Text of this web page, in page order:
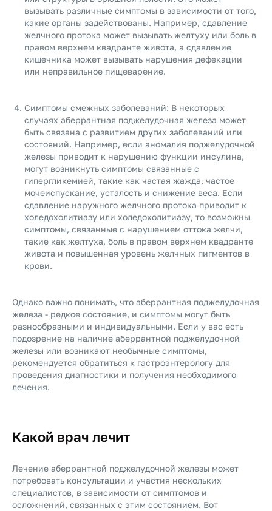
вызывать различные симптомы в зависимости от того,
какие органы задействованы. Например, сдавление
желчного протока может вызывать желтуху или боль в
правом верхнем квадранте живота, а сдавление
кишечника может вызывать нарушения дефекации
или неправильное пищеварение.
Симптомы смежных заболеваний: В некоторых
случаях аберрантная поджелудочная железа может
быть связана с развитием других заболеваний или
состояний. Например, если аномалия поджелудочной
железы приводит к нарушению функции инсулина,
могут возникнуть симптомы связанные с
гипергликемией, такие как частая жажда, частое
мочеиспускание, усталость и снижение веса. Если
сдавление наружного желчного протока приводит к
холедохолитиазу или холедохолитиазу, то возможны
симптомы, связанные с нарушением оттока желчи,
такие как желтуха, боль в правом верхнем квадранте
живота и повышенная уровень желчных пигментов в
крови.
Однако важно понимать, что аберрантная поджелудочная
железа - редкое состояние, и симптомы могут быть
разнообразными и индивидуальными. Если у вас есть
подозрение на наличие аберрантной поджелудочной
железы или возникают необычные симптомы,
рекомендуется обратиться к гастроэнтерологу для
проведения диагностики и получения необходимого
лечения.
Какой врач лечит
Лечение аберрантной поджелудочной железы может
потребовать консультации и участия нескольких
специалистов, в зависимости от симптомов и
осложнений, связанных с этим состоянием. Вот